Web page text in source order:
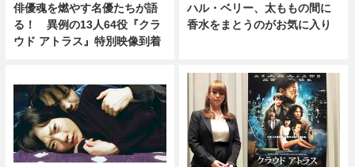
俳優魂を燃やす名優たちが語
る！ 異例の13人64役『クラ
ウド アトラス』特別映像到着
ハル・ベリー、太ももの間に
香水をまとうのがお気に入り